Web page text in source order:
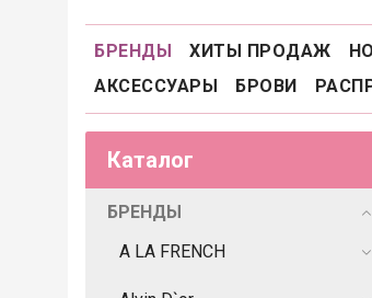
БРЕНДЫ ХИТЫ ПРОДАЖ
АКСЕССУАРЫ
БРОВИ
Каталог
БРЕНДЫ
A LA FRENCH